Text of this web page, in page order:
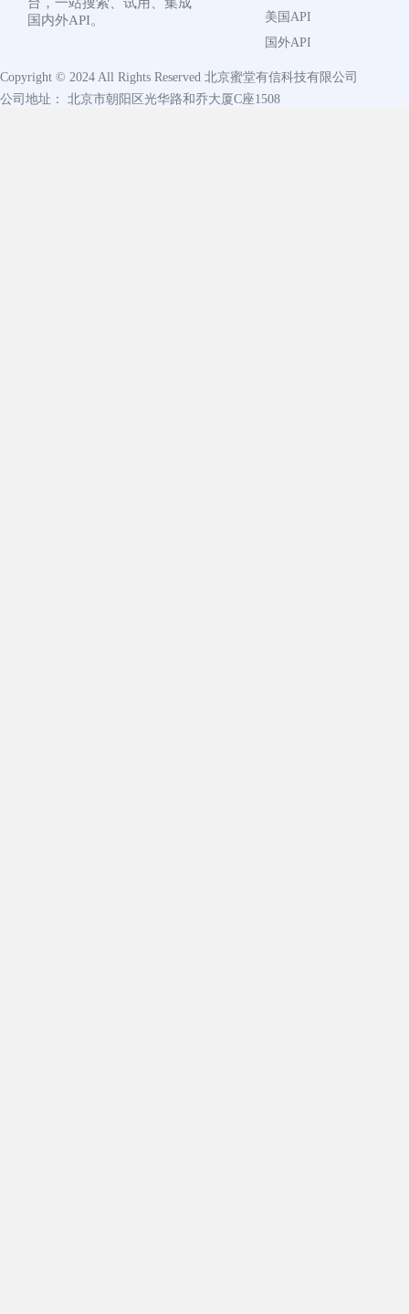
台，一站搜索、试用、集成
国内外API。
美国API
国外API
Copyright © 2024 All Rights Reserved 北京蜜堂有信科技有限公司
公司地址： 北京市朝阳区光华路和乔大厦C座1508